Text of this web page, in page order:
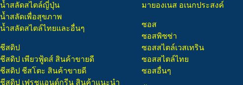
น้ำสลัดสไตล์ญี่ปุ่น
น้ำสลัดเพื่อสุขภาพ
น้ำสลัดสไตล์ไทยและอื่นๆ
ชีสดิป
ชีสดิป เพียวฟู้ดส์ สินค้าขายดี
ชีสดิป ชีสโตะ สินค้าขายดี
ชีสดิป เฟรชแอนด์กรีน สินค้าแนะนำ
มายองเนส อเนกประสงค์
ซอส
ซอสพิซซ่า
ซอสสไตล์เวสเทริน
ซอสสไตล์ไทย
ซอสอื่นๆ